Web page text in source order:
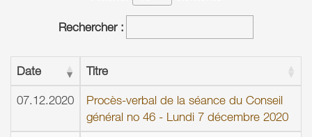
Rechercher :
Date
Titre
07.12.2020
Procès-verbal de la séance du Conseil
général no 46 - Lundi 7 décembre 2020